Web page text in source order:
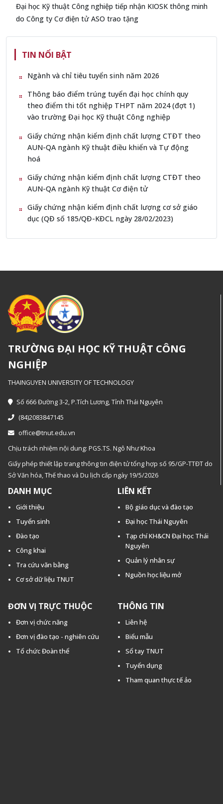
Đại học Kỹ thuật Công nghiệp tiếp nhận KIOSK thông minh
do Công ty Cơ điện tử ASO trao tặng
TIN NỔI BẬT
Ngành và chỉ tiêu tuyển sinh năm 2026
Thông báo điểm trúng tuyển đại học chính quy
theo điểm thi tốt nghiệp THPT năm 2024 (đợt 1)
vào trường Đại học Kỹ thuật Công nghiệp
Giấy chứng nhận kiểm định chất lượng CTĐT theo
AUN-QA ngành Kỹ thuật điều khiển và Tự động
hoá
Giấy chứng nhận kiểm định chất lượng CTĐT theo
AUN-QA ngành Kỹ thuật Cơ điện tử
Giấy chứng nhận kiểm định chất lượng cơ sở giáo
dục (QĐ số 185/QĐ-KĐCL ngày 28/02/2023)
TRƯỜNG ĐẠI HỌC KỸ THUẬT CÔNG
NGHIỆP
THAINGUYEN UNIVERSITY OF TECHNOLOGY
Số 666 Đường 3-2, P.Tích Lương, Tỉnh Thái Nguyên
(84)2083847145
office@tnut.edu.vn
Chịu trách nhiệm nội dung: PGS.TS. Ngô Như Khoa
Giấy phép thiết lập trang thông tin điện tử tổng hợp số 95/GP-TTĐT do
Sở Văn hóa, Thế thao và Du lịch cấp ngày 19/5/2026
DANH MỤC
Giới thiệu
Tuyển sinh
Đào tạo
Công khai
Tra cứu văn bằng
Cơ sở dữ liệu TNUT
LIÊN KẾT
Bộ giáo dục và đào tạo
Đại học Thái Nguyên
Tạp chí KH&CN Đại học Thái
Nguyên
Quản lý nhân sự
Nguồn học liệu mở
ĐƠN VỊ TRỰC THUỘC
Đơn vị chức năng
Đơn vị đào tạo - nghiên cứu
Tổ chức Đoàn thể
THÔNG TIN
Liên hệ
Biểu mẫu
Sổ tay TNUT
Tuyển dụng
Tham quan thực tế ảo